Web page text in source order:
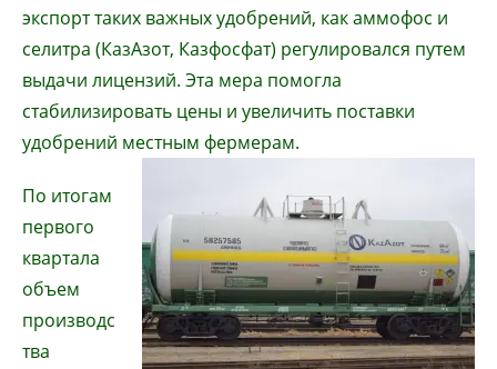
экспорт таких важных удобрений, как аммофос и
селитра (КазАзот, Казфосфат) регулировался путем
выдачи лицензий. Эта мера помогла
стабилизировать цены и увеличить поставки
удобрений местным фермерам.
По итогам
первого
квартала
объем
производс
тва